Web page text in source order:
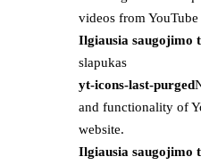
videos from YouTube
Ilgiausia saugojimo
slapukas
yt-icons-last-purged
and functionality of
website.
Ilgiausia saugojimo